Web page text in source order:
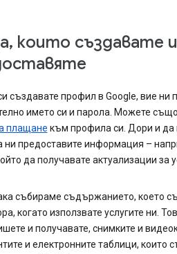
които създавате
създавате профил в Google, вие ни
името си и парола. Можете
плащане към профила си. Дори и да
предоставите информация –
да получавате актуализации за
събираме съдържанието, което
когато използвате услугите ни.
и получавате, снимките и
и електронните таблици, които